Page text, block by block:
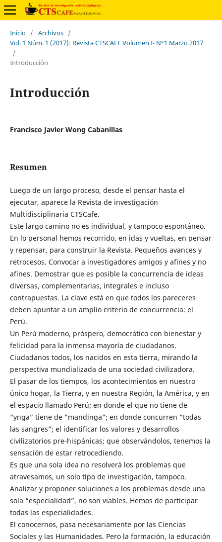
Inicio / Archivos /
Vol. 1 Núm. 1 (2017): Revista CTSCAFE Volumen I- N°1 Marzo 2017
/
Introducción
Introducción
Francisco Javier Wong Cabanillas
Resumen
Luego de un largo proceso, desde el pensar hasta el
ejecutar, aparece la Revista de investigación
Multidisciplinaria CTSCafe.
Este largo camino no es individual, y tampoco espontáneo.
En lo personal hemos recorrido, en idas y vueltas, en pensar
y repensar, para construir la Revista. Pequeños avances y
retrocesos. Convocar a investigadores amigos y afines y no
afines. Demostrar que es posible la concurrencia de ideas
diversas, complementarias, integrales e incluso
contrapuestas. La clave está en que todos los pareceres
deben apuntar a un amplio criterio de concurrencia: el
Perú.
Un Perú moderno, próspero, democrático con bienestar y
felicidad para la inmensa mayoría de ciudadanos.
Ciudadanos todos, los nacidos en esta tierra, mirando la
perspectiva mundializada de una sociedad civilizadora.
El pasar de los tiempos, los acontecimientos en nuestro
único hogar, la Tierra, y en nuestra Región, la América, y en
el espacio llamado Perú; en donde el que no tiene de
“ynga” tiene de “mandinga”; en donde concurren “todas
las sangres”; el identificar los valores y desarrollos
civilizatorios pre-hispánicas; que observándolos, tenemos la
sensación de estar retrocediendo.
Es que una sola idea no resolverá los problemas que
atravesamos, un solo tipo de investigación, tampoco.
Analizar y proponer soluciones a los problemas desde una
sola “especialidad”, no son viables. Hemos de participar
todas las especialidades.
El conocernos, pasa necesariamente por las Ciencias
Sociales y las Humanidades. Pero la formación, la educación